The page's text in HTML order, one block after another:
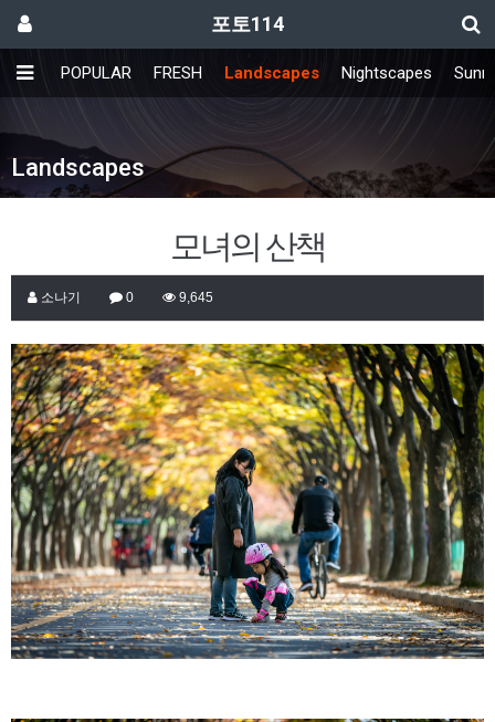
포토114
POPULAR FRESH Landscapes Nightscapes
Landscapes
모녀의 산책
소나기 0 9,645